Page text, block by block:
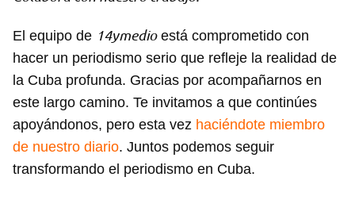
Para poder guardar como favorito, primero has de
INICIAR SESIÓN CANCELAR
El equipo de 14ymedioestá comprometido con
hacer un periodismo serio que refleje la realidad de
la Cuba profunda. Gracias por acompañarnos en
este largo camino. Te invitamos a que continúes
apoyándonos, pero esta vez haciéndote miembro
de nuestro diario. Juntos podemos seguir
transformando el periodismo en Cuba.